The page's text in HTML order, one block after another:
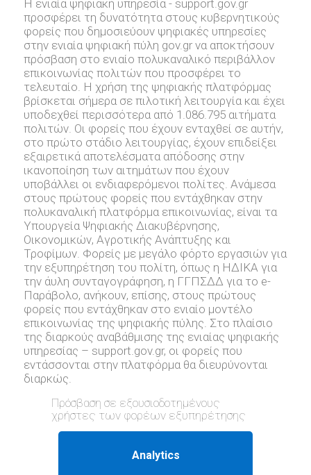
Η ενιαία ψηφιακή υπηρεσία - support.gov.gr
προσφέρει τη δυνατότητα στους κυβερνητικούς
φορείς που δημοσιεύουν ψηφιακές υπηρεσίες
στην ενιαία ψηφιακή πύλη gov.gr να αποκτήσουν
πρόσβαση στο ενιαίο πολυκαναλικό περιβάλλον
επικοινωνίας πολιτών που προσφέρει το
τελευταίο. Η χρήση της ψηφιακής πλατφόρμας
βρίσκεται σήμερα σε πιλοτική λειτουργία και έχει
υποδεχθεί περισσότερα από 1.086.795 αιτήματα
πολιτών. Οι φορείς που έχουν ενταχθεί σε αυτήν,
στο πρώτο στάδιο λειτουργίας, έχουν επιδείξει
εξαιρετικά αποτελέσματα απόδοσης στην
ικανοποίηση των αιτημάτων που έχουν
υποβάλλει οι ενδιαφερόμενοι πολίτες. Ανάμεσα
στους πρώτους φορείς που εντάχθηκαν στην
πολυκαναλική πλατφόρμα επικοινωνίας, είναι τα
Υπουργεία Ψηφιακής Διακυβέρνησης,
Οικονομικών, Αγροτικής Ανάπτυξης και
Τροφίμων. Φορείς με μεγάλο φόρτο εργασιών για
την εξυπηρέτηση του πολίτη, όπως η ΗΔΙΚΑ για
την άυλη συνταγογράφηση, η ΓΓΠΣΔΔ για το e-
Παράβολο, ανήκουν, επίσης, στους πρώτους
φορείς που εντάχθηκαν στο ενιαίο μοντέλο
επικοινωνίας της ψηφιακής πύλης. Στο πλαίσιο
της διαρκούς αναβάθμισης της ενιαίας ψηφιακής
υπηρεσίας – support.gov.gr, oι φορείς που
εντάσσονται στην πλατφόρμα θα διευρύνονται
διαρκώς.
Πρόσβαση σε εξουσιοδοτημένους
χρήστες των φορέων εξυπηρέτησης